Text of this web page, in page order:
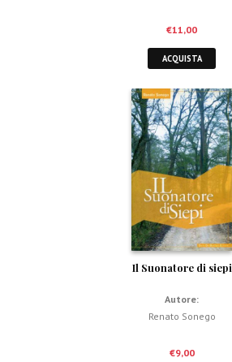
€11,00
ACQUISTA
Il Suonatore di siepi
Autore:
Renato Sonego
€9,00